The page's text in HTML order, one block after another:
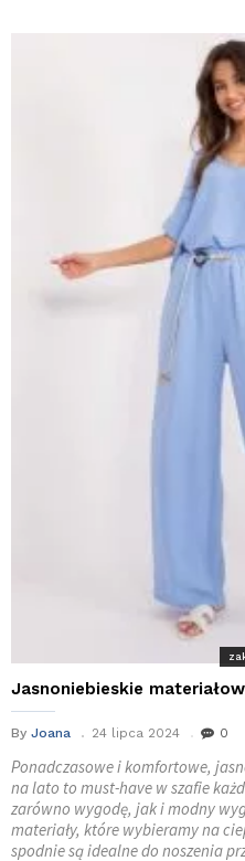
Jasnoniebieskie
By Joana 24 lipca 2024 0
Ponadczasowe i komfortowe,
na lato to must-have w szafie
zarówno wygodę, jak i modny
materiały, które wybieramy na
spodnie są idealne do noszenia